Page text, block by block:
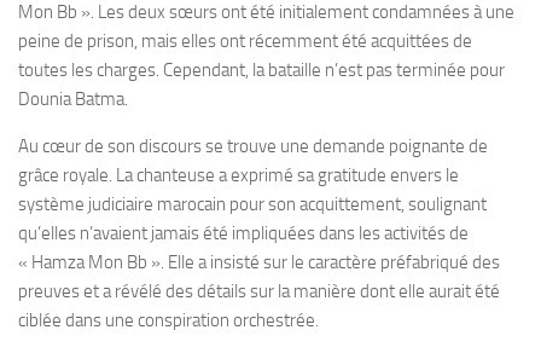
Mon Bb ». Les deux sœurs ont été initialement condamnées à une
peine de prison, mais elles ont récemment été acquittées de
toutes les charges. Cependant, la bataille n’est pas terminée pour
Dounia Batma.
Au cœur de son discours se trouve une demande poignante de
grâce royale. La chanteuse a exprimé sa gratitude envers le
système judiciaire marocain pour son acquittement, soulignant
qu’elles n’avaient jamais été impliquées dans les activités de
« Hamza Mon Bb ». Elle a insisté sur le caractère préfabriqué des
preuves et a révélé des détails sur la manière dont elle aurait été
ciblée dans une conspiration orchestrée.